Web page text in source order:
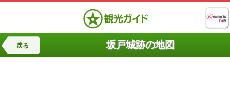
戻る 坂戸城跡の地図